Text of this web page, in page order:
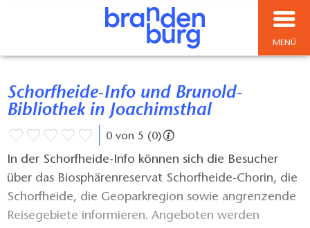
MENÜ
Schorfheide-Info und Brunold-
Bibliothek in Joachimsthal
0 von 5 (0)
In der Schorfheide-Info können sich die Besucher
über das Biosphärenreservat Schorfheide-Chorin, die
Schorfheide, die Geoparkregion sowie angrenzende
Reisegebiete informieren. Angeboten werden